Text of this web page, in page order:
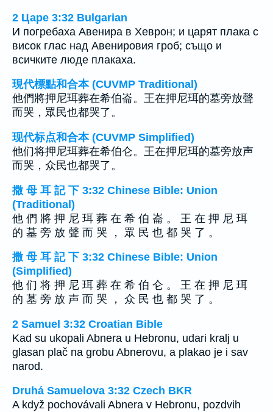
2 Царе 3:32 Bulgarian
И погребаха Авенира в Хеврон; и царят плака с
висок глас над Авенировия гроб; също и
всичките люде плакаха.
現代標點和合本 (CUVMP Traditional)
他們將押尼珥葬在希伯崙。王在押尼珥的墓旁放聲
而哭，眾民也都哭了。
现代标点和合本 (CUVMP Simplified)
他们将押尼珥葬在希伯仑。王在押尼珥的墓旁放声
而哭，众民也都哭了。
撒 母 耳 記 下 3:32 Chinese Bible: Union
(Traditional)
他 們 將 押 尼 珥 葬 在 希 伯 崙 。 王 在 押 尼 珥
的 墓 旁 放 聲 而 哭 ， 眾 民 也 都 哭 了 。
撒 母 耳 記 下 3:32 Chinese Bible: Union
(Simplified)
他 们 将 押 尼 珥 葬 在 希 伯 仑 。 王 在 押 尼 珥
的 墓 旁 放 声 而 哭 ， 众 民 也 都 哭 了 。
2 Samuel 3:32 Croatian Bible
Kad su ukopali Abnera u Hebronu, udari kralj u
glasan plač na grobu Abnerovu, a plakao je i sav
narod.
Druhá Samuelova 3:32 Czech BKR
A když pochovávali Abnera v Hebronu, pozdvih